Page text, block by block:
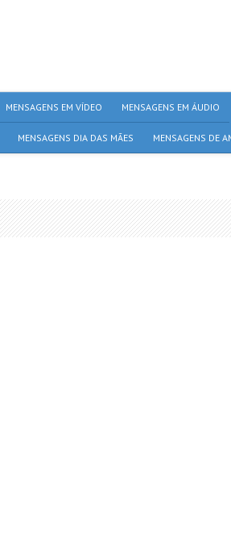
MENSAGENS EM VÍDEO MENSAGENS EM ÁUDIO
MENSAGENS DIA DAS MÃES MENSAGENS DE